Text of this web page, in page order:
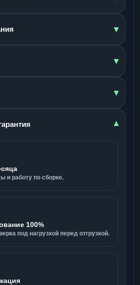
▾
▾
▾
▾
и работу по сборке.
100%
под нагрузкой перед отгрузкой.